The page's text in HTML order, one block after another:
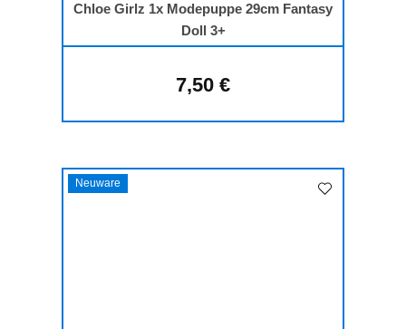
Chloe Girlz 1x Modepuppe 29cm Fantasy
Doll 3+
Regulärer Preis:
7,50 €
Neuware